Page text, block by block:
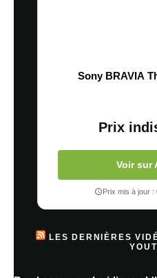
Sony BRAVIA
Prix
Voir sur
Prix mis à jour :
LES DERNIÈRES